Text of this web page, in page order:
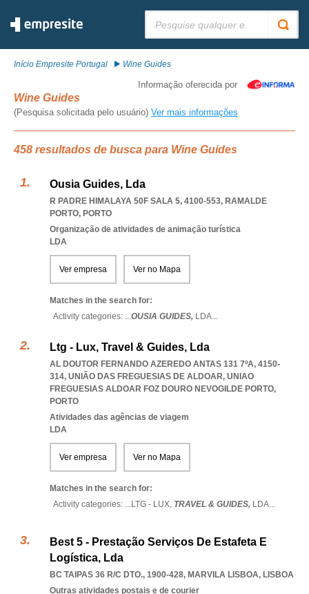
Início Empresite Portugal Wine Guides
Informação oferecida por
Wine Guides
(Pesquisa solicitada pelo usuário) Ver mais informações
458 resultados de busca para Wine Guides
Ousia Guides, Lda
R PADRE HIMALAYA 50F SALA 5, 4100-553, RAMALDE
PORTO, PORTO
Organização de atividades de animação turística
LDA
Ver empresa Ver no Mapa
Matches in the search for:
Activity categories: ...OUSIA GUIDES, LDA...
Ltg - Lux, Travel & Guides, Lda
AL DOUTOR FERNANDO AZEREDO ANTAS 131 7ºA, 4150-
314, UNIÃO DAS FREGUESIAS DE ALDOAR, UNIAO
FREGUESIAS ALDOAR FOZ DOURO NEVOGILDE PORTO,
PORTO
Atividades das agências de viagem
LDA
Ver empresa Ver no Mapa
Matches in the search for:
Activity categories: ...LTG - LUX, TRAVEL & GUIDES, LDA...
Best 5 - Prestação Serviços De Estafeta E
Logística, Lda
BC TAIPAS 36 R/C DTO., 1900-428, MARVILA LISBOA, LISBOA
Outras atividades postais e de courier